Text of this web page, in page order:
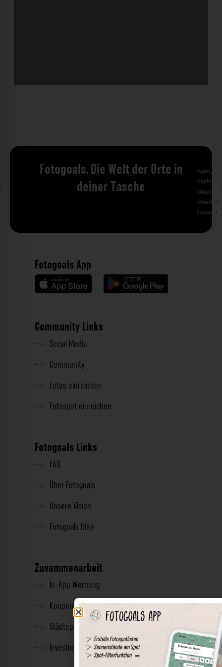
Fotogoals. Die Welt der Orte in
deiner Tasche
Augsburg
Frankfurt am
Ludwigshafen
Schweinfurt
Gjirokastra
Fotogoals App
Community Links
Social Media
Community
Fotos einreichen
Fotospot einreichen
Fotogoals Links
FAQ
Über Fotogoals
Unsere Vision
Fotogoals Idee
Zusammenarbeit
In-App Werbung
Kooperationen
Städtepartnerschaft
Investment & Presse